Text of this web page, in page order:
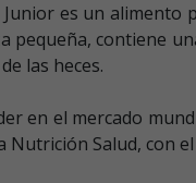
es un alimento
pequeña, contiene
las heces.
en el mercado
Nutrición Salud, con